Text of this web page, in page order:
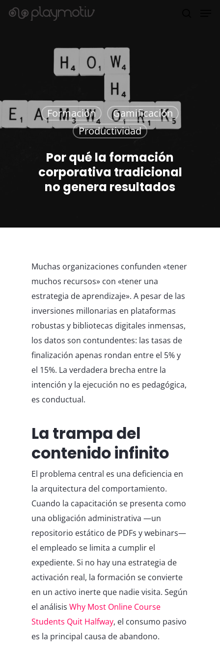
Hit enter to search or ESC to close
Formación
Gamificación
Productividad
Por qué la formación
corporativa tradicional
no genera resultados
Muchas organizaciones confunden «tener
muchos recursos» con «tener una
estrategia de aprendizaje». A pesar de las
inversiones millonarias en plataformas
robustas y bibliotecas digitales inmensas,
los datos son contundentes: las tasas de
finalización apenas rondan entre el 5% y
el 15%. La verdadera brecha entre la
intención y la ejecución no es pedagógica,
es conductual.
La trampa del
contenido infinito
El problema central es una deficiencia en
la arquitectura del comportamiento.
Cuando la capacitación se presenta como
una obligación administrativa —un
repositorio estático de PDFs y webinars—
el empleado se limita a cumplir el
expediente. Si no hay una estrategia de
activación real, la formación se convierte
en un activo inerte que nadie visita. Según
el análisis Why Most Online Course
Students Quit Halfway, el consumo pasivo
es la principal causa de abandono.